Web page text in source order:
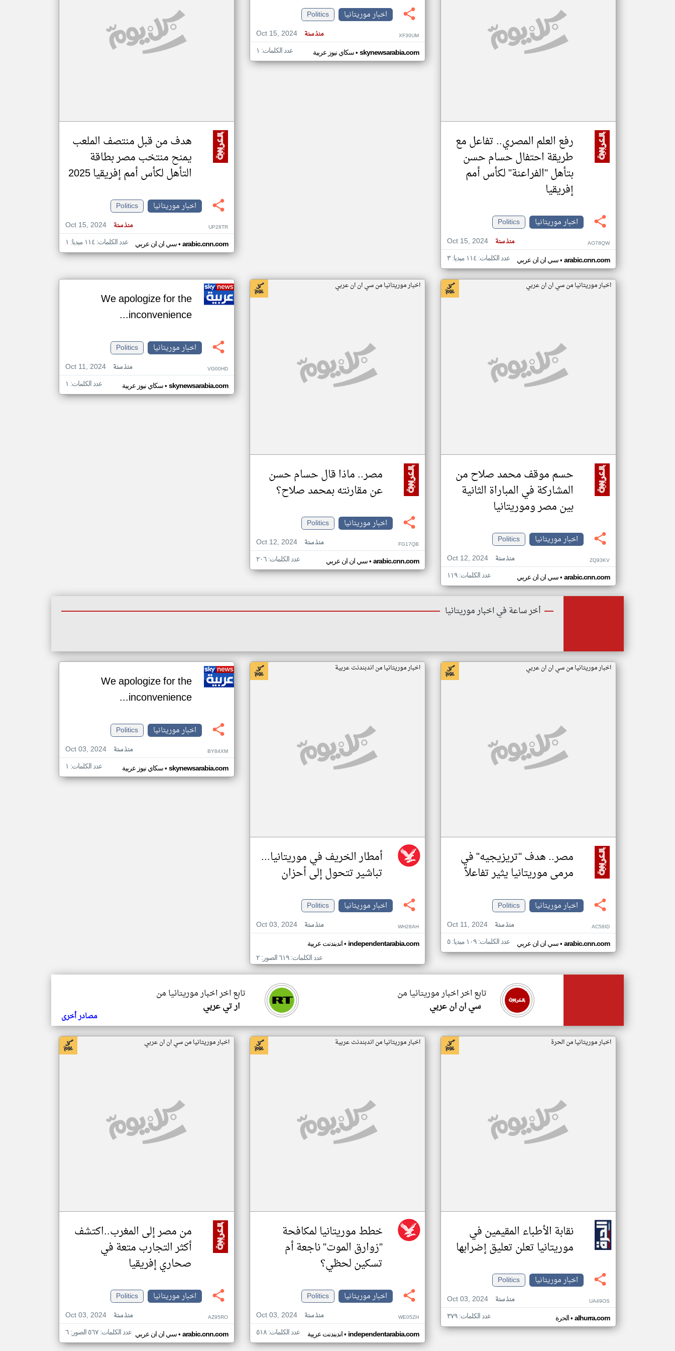
مصادر الأخبار من موريتانيا
رفع العلم المصري.. تفاعل مع
طريقة احتفال حسام حسن
بتأهل "الفراعنة" لكأس أمم
إفريقيا
اخبار موريتانيا
Politics
Oct 15, 2024
منذ سنة AO78QW
سي ان ان عربي• arabic.cnn.com عدد الكلمات: ١١٤ ميديا: ٣
اخبار موريتانيا
Politics
Oct 15, 2024
منذ سنة XF30UM
سكاي نيوز عربية• skynewsarabia.com عدد الكلمات: ١
هدف من قبل منتصف الملعب
يمنح منتخب مصر بطاقة
التأهل لكأس أمم إفريقيا 2025
اخبار موريتانيا
Politics
Oct 15, 2024
منذ سنة UP28TR
سي ان ان عربي• arabic.cnn.com عدد الكلمات: ١١٤ ميديا: ١
اخبار موريتانيا من سي ان ان عربي
حسم موقف محمد صلاح من
المشاركة في المباراة الثانية
بين مصر وموريتانيا
اخبار موريتانيا
Politics
Oct 12, 2024
منذ سنة ZQ93KV
سي ان ان عربي• arabic.cnn.com عدد الكلمات: ١١٩
اخبار موريتانيا من سي ان ان عربي
مصر.. ماذا قال حسام حسن
عن مقارنته بمحمد صلاح؟
اخبار موريتانيا
Politics
Oct 12, 2024
منذ سنة FG17QB
سي ان ان عربي• arabic.cnn.com عدد الكلمات: ٢٠٦
We apologize for the
inconvenience...
اخبار موريتانيا
Politics
Oct 11, 2024
منذ سنة VG00HD
سكاي نيوز عربية• skynewsarabia.com عدد الكلمات: ١
أخر ساعة في اخبار موريتانيا
اخبار موريتانيا من سي ان ان عربي
مصر.. هدف "تريزيجيه" في
مرمى موريتانيا يثير تفاعلاً
اخبار موريتانيا
Politics
Oct 11, 2024
منذ سنة AC58ID
سي ان ان عربي• arabic.cnn.com عدد الكلمات: ١٠٩ ميديا: ٥
اخبار موريتانيا من اندبندنت عربية
أمطار الخريف في موريتانيا...
تباشير تتحول إلى أحزان
اخبار موريتانيا
Politics
Oct 03, 2024
منذ سنة WH28AH
اندبندنت عربية• independentarabia.com
عدد الكلمات: ٦١٩ الصور: ٢
We apologize for the
inconvenience...
اخبار موريتانيا
Politics
Oct 03, 2024
منذ سنة BY84XM
سكاي نيوز عربية• skynewsarabia.com عدد الكلمات: ١
تابع اخر اخبار موريتانيا من
ار تي عربي
تابع اخر اخبار موريتانيا من
سي ان ان عربي
مصادر أخرى
اخبار موريتانيا من الحرة
نقابة الأطباء المقيمين في
موريتانيا تعلن تعليق إضرابها
اخبار موريتانيا
Politics
Oct 03, 2024
منذ سنة UA49OS
الحرة• alhurra.com عدد الكلمات: ٣٧٩
اخبار موريتانيا من اندبندنت عربية
خطط موريتانيا لمكافحة
"زوارق الموت" ناجعة أم
تسكين لحظي؟
اخبار موريتانيا
Politics
Oct 03, 2024
منذ سنة WE05ZH
اندبندنت عربية• independentarabia.com عدد الكلمات: ٥١٨
اخبار موريتانيا من سي ان ان عربي
من مصر إلى المغرب..اكتشف
أكثر التجارب متعة في
صحاري إفريقيا
اخبار موريتانيا
Politics
Oct 03, 2024
منذ سنة AZ95RO
سي ان ان عربي• arabic.cnn.com عدد الكلمات: ٥٦٧ الصور: ٦